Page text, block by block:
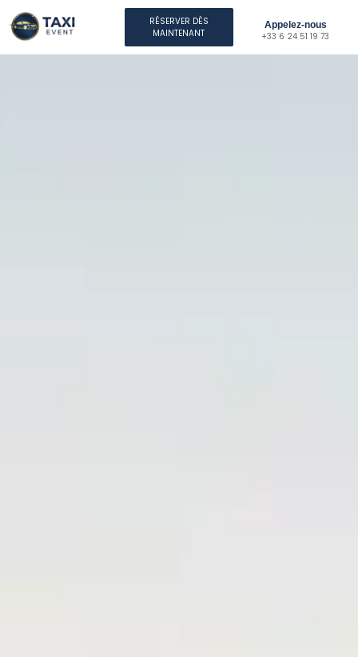
RÉSERVER DÈS
MAINTENANT
Appelez-nous
+33 6 24 51 19 73